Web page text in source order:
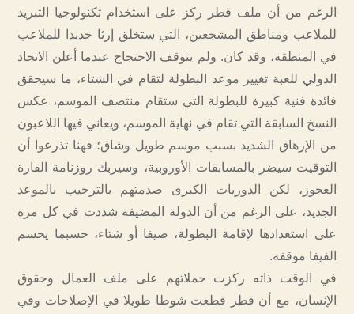
الرغم من أن ملف قطر ركز على استخدام تكنولوجيا التبريد
للملاعب ومناطق المشجعين، التي ستخلق إرثا جديدا للملاعب
في المنطقة، وقد كان. ولم يتوقف الاحتجاج عندما أعلن الاتحاد
الدولي للعبة تغيير موعد البطولة لتقام في الشتاء، ما سيحقق
فائدة فنية كبيرة للبطولة التي ستقام منتصف الموسم، عكس
النسخ السابقة التي تقام في نهاية الموسم، ويعاني فيها اللاعبون
من الإرهاق الشديد بسبب موسم طويل وشاق؛ فهنا تذرعوا أن
التوقيت سيضر بالمسابقات الأوروبية، وسيربك روزنامة القارة
العجوز، لكن الدوريات الكبرى صدمتهم بالترحيب بالموعد
الجديد، على الرغم من أن الدولة المضيفة شددت في كل مرة
على استعدادها لإقامة البطولة، صيفا أو شتاء، حسبما يحسم
الفيفا موقفه.
في الوقت ذاته ركزت حملاتهم على ملف العمال وحقوق
الإنسان، مع أن قطر قطعت شوطا طويلا في الإصلاحات وفي